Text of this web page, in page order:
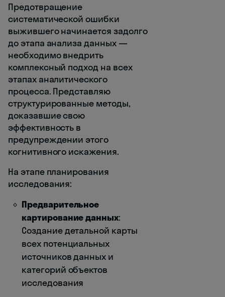
Предотвращение
систематической ошибки
выжившего начинается задолго
до этапа анализа данных —
необходимо внедрить
комплексный подход на всех
этапах аналитического
процесса. Представляю
структурированные методы,
доказавшие свою
эффективность в
предупреждении этого
когнитивного искажения.
На этапе планирования
исследования:
Предварительное
картирование данных:
Создание детальной карты
всех потенциальных
источников данных и
категорий объектов
исследования